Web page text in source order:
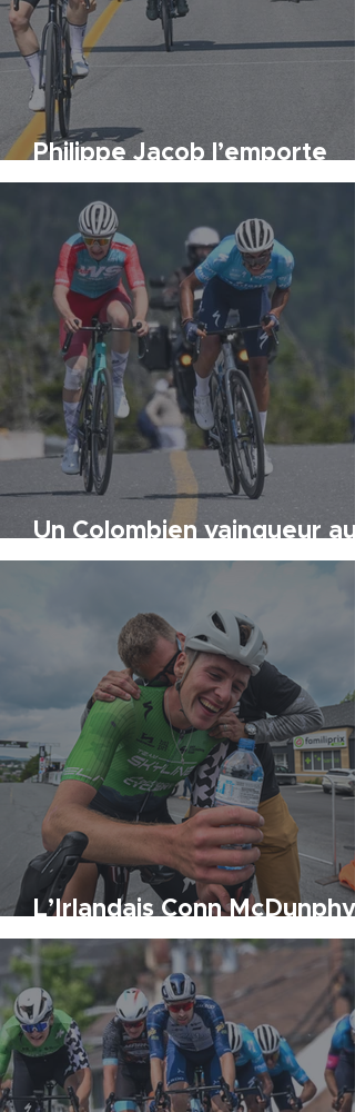
Philippe Jacob l’emporte
dans les rues de Québec
Un Colombien vainqueur au
sommet
L’Irlandais Conn McDunphy
s’illustre en solitaire